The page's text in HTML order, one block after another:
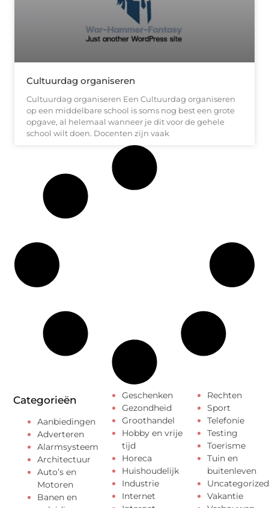
Cultuurdag organiseren
Cultuurdag organiseren Een Cultuurdag organiseren
op een middelbare school is soms nog best een grote
opgave, al helemaal wanneer je dit voor de gehele
school wilt doen. Docenten zijn vaak
Categorieën
Aanbiedingen
Adverteren
Alarmsysteem
Architectuur
Auto’s en
Motoren
Banen en
Geschenken
Gezondheid
Groothandel
Hobby en vrije
tijd
Horeca
Huishoudelijk
Industrie
Internet
Rechten
Sport
Telefonie
Testing
Toerisme
Tuin en
buitenleven
Uncategorized
Vakantie